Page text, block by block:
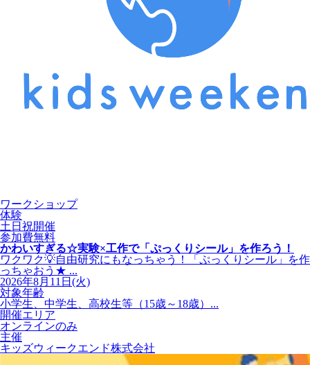
ワークショップ
体験
土日祝開催
参加費無料
かわいすぎる☆実験×工作で「ぷっくりシール」を作ろう！
ワクワク💡自由研究にもなっちゃう！「ぷっくりシール」を作
っちゃおう★ ...
2026年8月11日(火)
対象年齢
小学生、中学生、高校生等（15歳～18歳）...
開催エリア
オンラインのみ
主催
キッズウィークエンド株式会社